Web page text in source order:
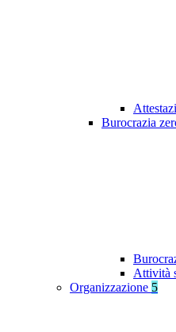
Burocrazia
Attività
Organizzazione 5